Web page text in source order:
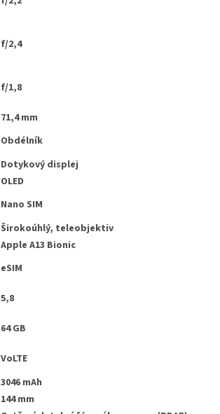
f/2,4
f/1,8
71,4 mm
Obdélník
Dotykový displej
OLED
Nano SIM
Širokoúhlý, teleobjektiv
Apple A13 Bionic
eSIM
5,8
64 GB
VoLTE
3046 mAh
144 mm